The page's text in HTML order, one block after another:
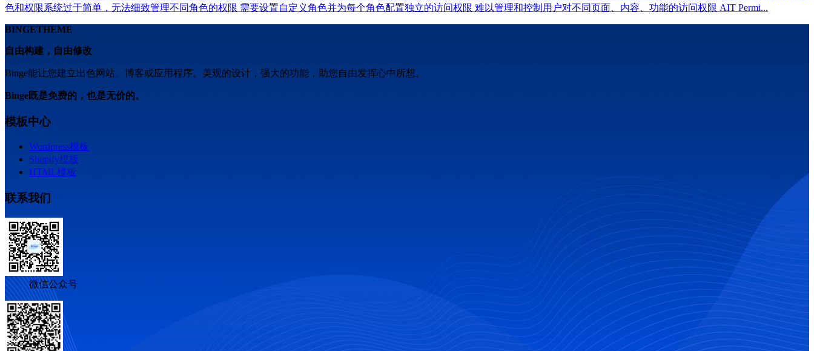
色和权限系统过于简单，无法细致管理不同角色的权限 需要设置自定义角色并为每个角色配置独立的访问权限 难以管理和控制用户对不同页面、内容、功能的访问权限 AIT Permi...
BINGETHEME
自由构建，自由修改
Binge能让您建立出色网站、博客或应用程序。美观的设计，强大的功能，助您自由发挥心中所想。
Binge既是免费的，也是无价的。
模板中心
Wordpress模板
Shopify模板
HTML模板
联系我们
微信公众号